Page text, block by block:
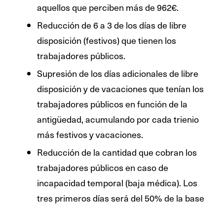
aquellos que perciben más de 962€.
Reducción de 6 a 3 de los días de libre
disposición (festivos) que tienen los
trabajadores públicos.
Supresión de los días adicionales de libre
disposición y de vacaciones que tenían los
trabajadores públicos en función de la
antigüedad, acumulando por cada trienio
más festivos y vacaciones.
Reducción de la cantidad que cobran los
trabajadores públicos en caso de
incapacidad temporal (baja médica). Los
tres primeros días será del 50% de la base